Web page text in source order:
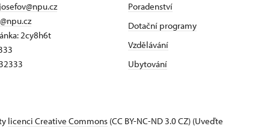
2cy8h6t​
Poradenství
Dotační programy
Vzdělávání
Ubytování
licenci Creative Commons (CC BY-NC-ND 3.0 CZ) (Uveďte